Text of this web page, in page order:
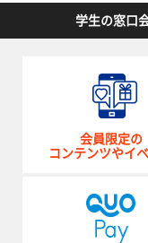
学生の窓口
会員限定の
コンテンツやイ